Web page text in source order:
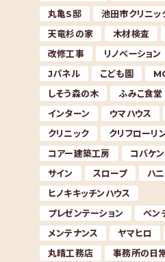
丸亀S邸
池田市クリニッ
天竜杉の家
木材検査
改修工事
リノベーション
Jパネル
こども園
しそう森の木
ふみこ食堂
インターン
ウマハウス
クリニック
クリフローリ
コアー建築工房
コバケ
サイン
スロープ
ハ
ヒノキキッチンハウス
プレゼンテーション
ベン
メンテナンス
ヤマヒロ
丸晴工務店
事務所の日